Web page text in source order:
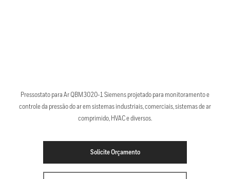
Pressostato para Ar QBM3020-1 Siemens projetado para monitoramento e
controle da pressão do ar em sistemas industriais, comerciais, sistemas de ar
comprimido, HVAC e diversos.
Solicite Orçamento